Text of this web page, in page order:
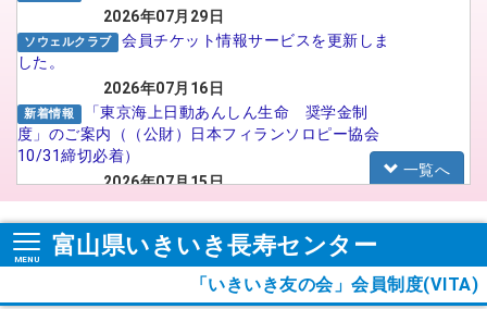
2026年07月29日
ソウェルクラブ
会員チケット情報サービスを更新しま
した。
2026年07月16日
新着情報
「東京海上日動あんしん生命 奨学金制
度」のご案内（（公財）日本フィランソロピー協会
10/31締切必着）
2026年07月15日
がんばる介護職員応援事業 イメー
ジアップ動画広告のSNS広告配信プロポーザルの実
施について
2026年07月15日
お知らせ
【法人向け】福祉のお仕事フェア in
一覧へ
富山県いきいき長寿センター
「いきいき友の会」会員制度(VITA)